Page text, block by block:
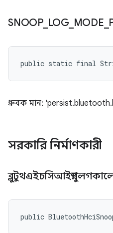
SNOOP_ LOG_ MODE
public static final String
ধ্রুবক মান:
সরকারি নির্মাণকারী
public